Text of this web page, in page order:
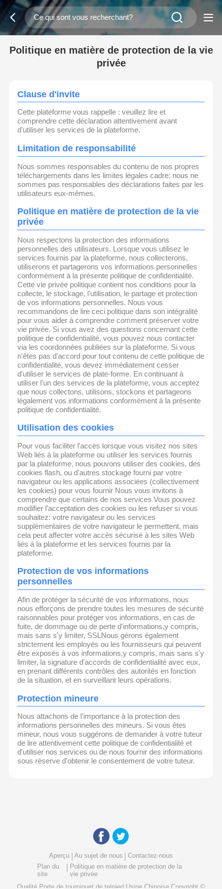
Politique en matière de protection de la vie
privée
Clause d'invite
Cette plateforme vous rappelle : veuillez lire et
comprendre cette déclaration attentivement avant
d'utiliser les services de la plateforme.
Limitation de responsabilité
Nous sommes responsables du contenu de nos propres
téléchargements dans les limites légales cadre; nous ne
sommes pas responsables des déclarations faites par les
utilisateurs eux-mêmes.
Politique en matière de protection de la vie
privée
Nous respectons la protection des informations
personnelles des utilisateurs. Lorsque vous utilisez le
services fournis par la plateforme, nous collecterons,
utiliserons et partagerons vos informations personnelles
conformément à la présente politique de confidentialité.
Cette vie privée politique contient nos conditions pour la
collecte, le stockage, l'utilisation, le partage et protection
de vos informations personnelles. Nous vous
recommandons de lire ceci politique dans son intégralité
pour vous aider à comprendre comment préserver votre
vie privée. Si vous avez des questions concernant cette
politique de confidentialité, vous pouvez nous contacter
via les coordonnées publiées sur la plateforme. Si vous
n'êtes pas d'accord pour tout contenu de cette politique de
confidentialité, vous devez immédiatement cesser
d'utiliser le services de plate-forme. En continuant à
utiliser l'un des services de la plateforme, vous acceptez
que nous collectons, utilisons, stockons et partageons
légalement vos informations conformément à la présente
politique de confidentialité.
Utilisation des cookies
Pour vous faciliter l'accès lorsque vous visitez nos sites
Web liés à la plateforme ou utiliser les services fournis
par la plateforme, nous pouvons utiliser des cookies, des
cookies flash, ou d'autres stockage fourni par votre
navigateur ou les applications associées (collectivement
les cookies) pour vous fournir Nous vous invitons à
comprendre que certains de nos services Vous pouvez
modifier l'acceptation des cookies ou les refuser si vous
souhaitez: votre navigateur ou les services
supplémentaires de votre navigateur le permettent, mais
cela peut affecter votre accès sécurisé à les sites Web
liés à la plateforme et les services fournis par la
plateforme.
Protection de vos informations
personnelles
Afin de protéger la sécurité de vos informations, nous
nous efforçons de prendre toutes les mesures de sécurité
raisonnables pour protéger vos informations, en cas de
fuite, de dommage ou de perte d'informations,y compris,
mais sans s'y limiter, SSLNous gérons également
strictement les employés ou les fournisseurs qui peuvent
être exposés à vos informations,y compris, mais sans s'y
limiter, la signature d'accords de confidentialité avec eux,
en prenant différents contrôles des autorités en fonction
de la situation, et en surveillant leurs opérations.
Protection mineure
Nous attachons de l'importance à la protection des
informations personnelles des mineurs. Si vous êtes
mineur, nous vous suggérons de demander à votre tuteur
de lire attentivement cette politique de confidentialité et
d'utiliser nos services ou de nous fournir des informations
sous réserve d'obtenir le consentement de votre tuteur.
Aperçu Au sujet de nous
Contactez-nous
Plan du
site
Politique en matière de protection de la
vie privée
Qualité Porte de tourniquet de trépied Usine Chinoise.Copyright ©